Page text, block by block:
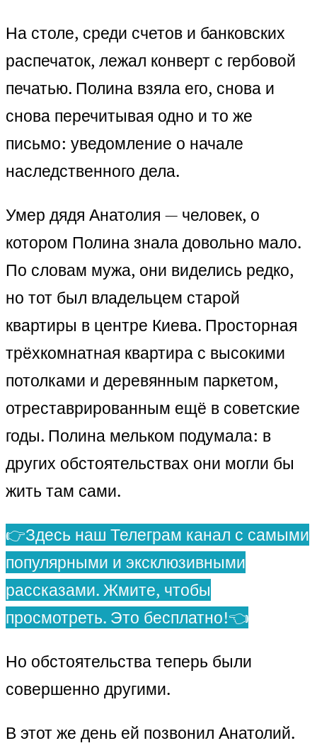
На столе, среди счетов и банковских
распечаток, лежал конверт с гербовой
печатью. Полина взяла его, снова и
снова перечитывая одно и то же
письмо: уведомление о начале
наследственного дела.
Умер дядя Анатолия — человек, о
котором Полина знала довольно мало.
По словам мужа, они виделись редко,
но тот был владельцем старой
квартиры в центре Киева. Просторная
трёхкомнатная квартира с высокими
потолками и деревянным паркетом,
отреставрированным ещё в советские
годы. Полина мельком подумала: в
других обстоятельствах они могли бы
жить там сами.
👉Здесь наш Телеграм канал с самыми
популярными и эксклюзивными
рассказами. Жмите, чтобы
просмотреть. Это бесплатно!👈
Но обстоятельства теперь были
совершенно другими.
В этот же день ей позвонил Анатолий.